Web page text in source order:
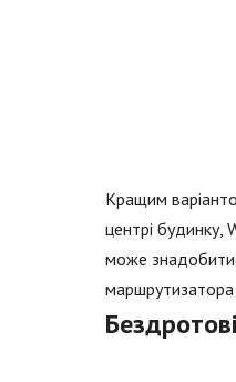
Кращим
центрі
може
маршрутизатора